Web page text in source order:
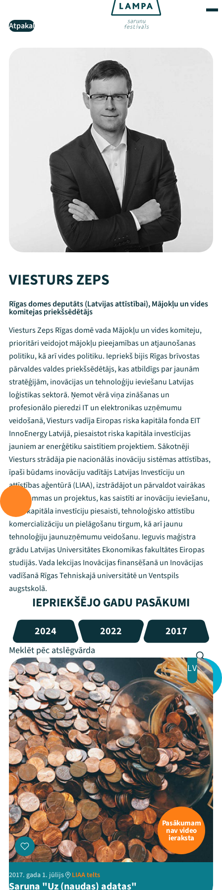
Atpakaļ
VIESTURS ZEPS
Rīgas domes deputāts (Latvijas attīstībai), Mājokļu un vides
komitejas priekšsēdētājs
Viesturs Zeps Rīgas domē vada Mājokļu un vides komiteju,
prioritāri veidojot mājokļu pieejamības un atjaunošanas
politiku, kā arī vides politiku. Iepriekš bijis Rīgas brīvostas
pārvaldes valdes priekšsēdētājs, kas atbildīgs par jaunām
stratēģijām, inovācijas un tehnoloģiju ieviešanu Latvijas
loģistikas sektorā. Ņemot vērā viņa zināšanas un
profesionālo pieredzi IT un elektronikas uzņēmumu
veidošanā, Viesturs vadīja Eiropas riska kapitāla fonda EIT
InnoEnergy Latvijā, piesaistot riska kapitāla investīcijas
jauniem ar enerģētiku saistītiem projektiem. Sākotnēji
Viesturs strādāja pie nacionālās inovāciju sistēmas attīstības,
īpaši būdams inovāciju vadītājs Latvijas Investīciju un
attīstības aģentūrā (LIAA), izstrādājot un pārvaldot vairākas
programmas un projektus, kas saistīti ar inovāciju ieviešanu,
riska kapitāla investīciju piesaisti, tehnoloģisko attīstību
komercializāciju un pielāgošanu tirgum, kā arī jaunu
tehnoloģiju jaunuzņēmumu veidošanu. Ieguvis maģistra
grādu Latvijas Universitātes Ekonomikas fakultātes Eiropas
studijās. Vada lekcijas Inovācijas finansēšanā un Inovācijas
vadīšanā Rīgas Tehniskajā universitātē un Ventspils
augstskolā.
IEPRIEKŠĒJO GADU PASĀKUMI
2024 2022 2017
LV
Pasākumam
nav video
ieraksta
2017. gada 1. jūlijs LIAA telts
Saruna "Uz (naudas) adatas"